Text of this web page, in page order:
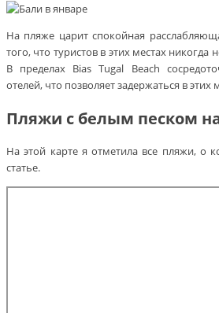
На пляже царит спокойная
того, что туристов в этих местах
В пределах Bias Tugal Beach
отелей, что позволяет задержаться в этих
Пляжи с белым песком
На этой карте я отметила все пляжи, о
статье.